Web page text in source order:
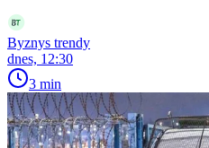
Byznys trendy
dnes, 12:30
3 min